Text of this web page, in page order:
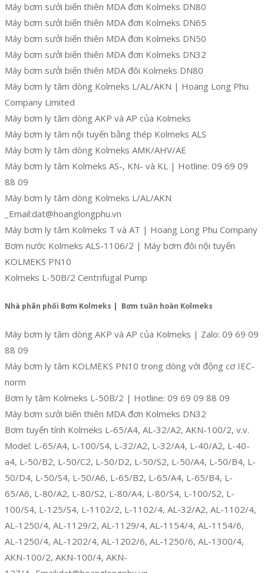
Máy bơm sưởi biến thiên MDA đơn Kolmeks DN80
Máy bơm sưởi biến thiên MDA đơn Kolmeks DN65
Máy bơm sưởi biến thiên MDA đơn Kolmeks DN50
Máy bơm sưởi biến thiên MDA đơn Kolmeks DN32
Máy bơm sưởi biến thiên MDA đôi Kolmeks DN80
Máy bơm ly tâm dòng Kolmeks L/AL/AKN | Hoang Long Phu
Company Limited
Máy bơm ly tâm dòng AKP và AP của Kolmeks
Máy bơm ly tâm nội tuyến bằng thép Kolmeks ALS
Máy bơm ly tâm dòng Kolmeks AMK/AHV/AE
Máy bơm ly tâm Kolmeks AS-, KN- và KL | Hotline: 09 69 09
88 09
Máy bơm ly tâm dòng Kolmeks L/AL/AKN
_Email:dat@hoanglongphu.vn
Máy bơm ly tâm Kolmeks T và AT | Hoang Long Phu Company
Bơm nước Kolmeks ALS-1106/2 | Máy bơm đôi nội tuyến
KOLMEKS PN10
Kolmeks L-50B/2 Centrifugal Pump
Nhà phân phối Bơm Kolmeks | Bơm tuần hoàn Kolmeks
Máy bơm ly tâm dòng AKP và AP của Kolmeks | Zalo: 09 69 09
88 09
Máy bơm ly tâm KOLMEKS PN10 trong dòng với động cơ IEC-
norm
Bơm ly tâm Kolmeks L-50B/2 | Hotline: 09 69 09 88 09
Máy bơm sưởi biến thiên MDA đơn Kolmeks DN32
Bơm tuyến tính Kolmeks L-65/A4, AL-32/A2, AKN-100/2, v.v.
Model: L-65/A4, L-100/S4, L-32/A2, L-32/A4, L-40/A2, L-40-
a4, L-50/B2, L-50/C2, L-50/D2, L-50/S2, L-50/A4, L-50/B4, L-
50/D4, L-50/S4, L-50/A6, L-65/B2, L-65/A4, L-65/B4, L-
65/A6, L-80/A2, L-80/S2, L-80/A4, L-80/S4, L-100/S2, L-
100/S4, L-125/S4, L-1102/2, L-1102/4, AL-32/A2, AL-1102/4,
AL-1250/4, AL-1129/2, AL-1129/4, AL-1154/4, AL-1154/6,
AL-1250/4, AL-1202/4, AL-1202/6, AL-1250/6, AL-1300/4,
AKN-100/2, AKN-100/4, AKN-